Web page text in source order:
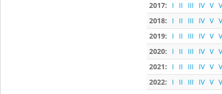
2017:
I II III IV V
2018:
I II III IV V
2019:
I II III IV V
2020:
I II III IV V
2021:
I II III IV V
2022:
I II III IV V